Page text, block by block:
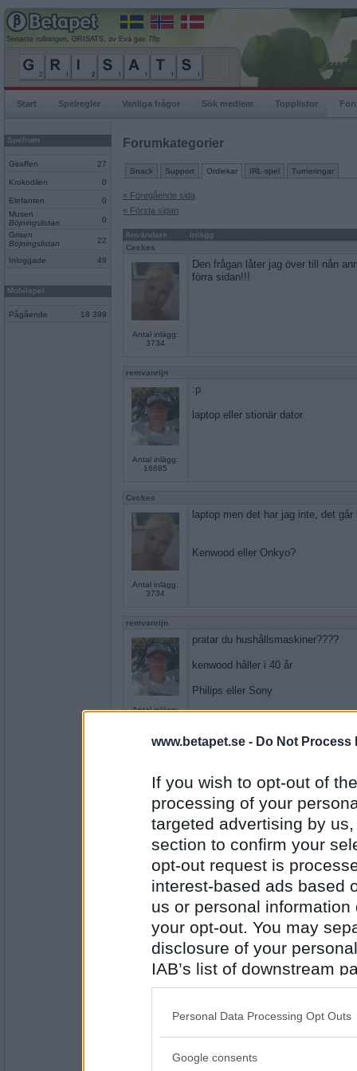
www.betapet.se - Do Not Process
If you wish to opt-out of
processing of your
targeted advertising by
section to confirm your
opt-out request is
interest-based ads based
us or personal
your opt-out. You may
disclosure of your
IAB’s list of downstream
also be disclosed by us
Downstream Participants
Please note that this
Personal Data Processing Opt Outs
Google consents
Senaste rullningen, GRISATS, av Eva gav 78p
Start Spelregler Vanliga frågor Sök medlem Topplistor
Spelrum
Giraffen 27
Krokodilen 0
Elefanten
0
Musen
Böjningslistan
0
Grisen
Böjningslistan
22
Inloggade 49
Mobilspel
Pågående 18 399
Forumkategorier
Snack Support Ordlekar IRL-spel Turneringar
« Föregående sida
« Första sidan
Användare
Inlägg
Ceckes
Antal inlägg:
3734
Den frågan låter jag över till nån
förra sidan!!!
remvanrijn
Antal inlägg:
16685
:p
laptop eller stionär dator
Ceckes
Antal inlägg:
3734
laptop men det har jag inte, det
Kenwood eller Onkyo?
remvanrijn
Antal inlägg:
pratar du hushållsmaskiner????
kenwood håller i 40 år
Philips eller Sony
Ceckes
Antal inlägg:
3734
Pioneer eller Sony?
Ceckes
3734
(Jag tycker också Kenwood för de
Sony
Allt i ett eller lösa delar i